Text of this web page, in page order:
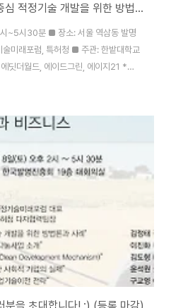
제4회 적정기술포럼 - "시장중심 적정기술 개발을 위한 방법론과 사례" (김정태)
~5시30분 ■ 장소: 서울 역삼동 발명
미래포럼, 특허청 ■ 주관: 한밭대학교
딧더월드, 에이드그린, 에이지21 *
과 사례" - 김정태 (적정기술미래포럼